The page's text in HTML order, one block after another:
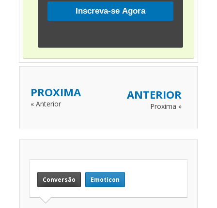
PROXIMA
« Anterior
ANTERIOR
Proxima »
Conversão Emoticon